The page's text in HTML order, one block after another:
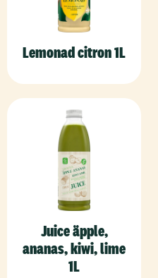
Lemonad citron 1L
Juice äpple,
ananas, kiwi, lime
1L